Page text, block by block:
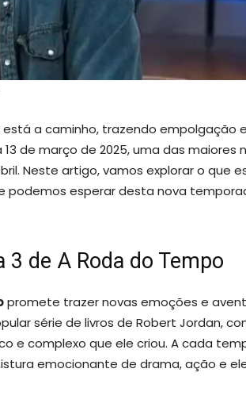
a caminho, trazendo empolgação
de março de 2025, uma das maiores
Neste artigo, vamos explorar o que
podemos esperar desta nova
3 de A Roda do Tempo
promete trazer novas emoções e
série de livros de Robert Jordan,
e complexo que ele criou. A cada
emocionante de drama, ação e